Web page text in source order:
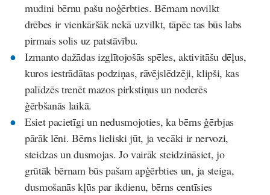
mudini bērnu pašu noģērbties. Bērnam novilkt
drēbes ir vienkāršāk nekā uzvilkt, tāpēc tas būs labs
pirmais solis uz patstāvību.
Izmanto dažādas izglītojošās spēles, aktivitāšu dēļus,
kuros iestrādātas podziņas, rāvējslēdzēji, klipši, kas
palīdzēs trenēt mazos pirkstiņus un noderēs
ģērbšanās laikā.
Esiet pacietīgi un nedusmojoties, ka bērns ģērbjas
pārāk lēni. Bērns lieliski jūt, ja vecāki ir nervozi,
steidzas un dusmojas. Jo vairāk steidzināsiet, jo
grūtāk bērnam būs pašam apģērbties un, ja steiga,
dusmošanās kļūs par ikdienu, bērns centīsies